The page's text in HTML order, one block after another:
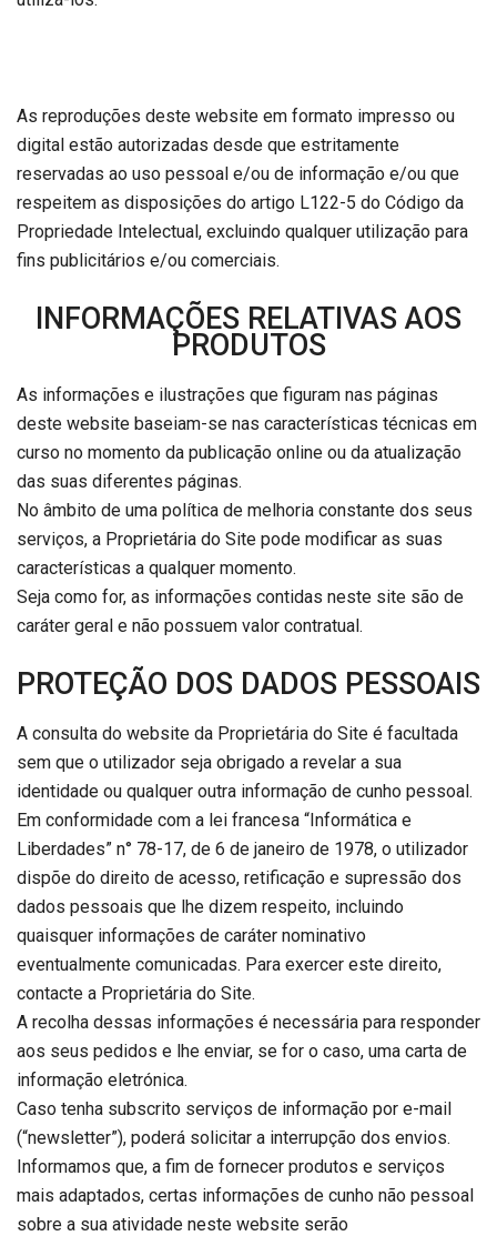
As reproduções deste website em formato impresso ou
digital estão autorizadas desde que estritamente
reservadas ao uso pessoal e/ou de informação e/ou que
respeitem as disposições do artigo L122-5 do Código da
Propriedade Intelectual, excluindo qualquer utilização para
fins publicitários e/ou comerciais.
INFORMAÇÕES RELATIVAS AOS
PRODUTOS
As informações e ilustrações que figuram nas páginas
deste website baseiam-se nas características técnicas em
curso no momento da publicação online ou da atualização
das suas diferentes páginas.
No âmbito de uma política de melhoria constante dos seus
serviços, a Proprietária do Site pode modificar as suas
características a qualquer momento.
Seja como for, as informações contidas neste site são de
caráter geral e não possuem valor contratual.
PROTEÇÃO DOS DADOS PESSOAIS
A consulta do website da Proprietária do Site é facultada
sem que o utilizador seja obrigado a revelar a sua
identidade ou qualquer outra informação de cunho pessoal.
Em conformidade com a lei francesa “Informática e
Liberdades” n° 78-17, de 6 de janeiro de 1978, o utilizador
dispõe do direito de acesso, retificação e supressão dos
dados pessoais que lhe dizem respeito, incluindo
quaisquer informações de caráter nominativo
eventualmente comunicadas. Para exercer este direito,
contacte a Proprietária do Site.
A recolha dessas informações é necessária para responder
aos seus pedidos e lhe enviar, se for o caso, uma carta de
informação eletrónica.
Caso tenha subscrito serviços de informação por e-mail
(“newsletter”), poderá solicitar a interrupção dos envios.
Informamos que, a fim de fornecer produtos e serviços
mais adaptados, certas informações de cunho não pessoal
sobre a sua atividade neste website serão